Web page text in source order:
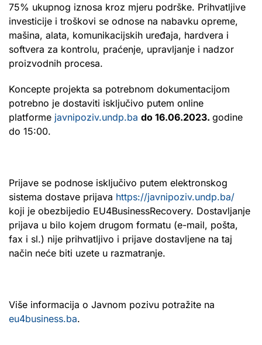
75% ukupnog iznosa kroz mjeru podrške. Prihvatljive
investicije i troškovi se odnose na nabavku opreme,
mašina, alata, komunikacijskih uređaja, hardvera i
softvera za kontrolu, praćenje, upravljanje i nadzor
proizvodnih procesa.
Koncepte projekta sa potrebnom dokumentacijom
potrebno je dostaviti isključivo putem online
platforme javnipoziv.undp.ba do 16.06.2023. godine
do 15:00.
Prijave se podnose isključivo putem elektronskog
sistema dostave prijava https://javnipoziv.undp.ba/
koji je obezbijedio EU4BusinessRecovery. Dostavljanje
prijava u bilo kojem drugom formatu (e-mail, pošta,
fax i sl.) nije prihvatljivo i prijave dostavljene na taj
način neće biti uzete u razmatranje.
Više informacija o Javnom pozivu potražite na
eu4business.ba.